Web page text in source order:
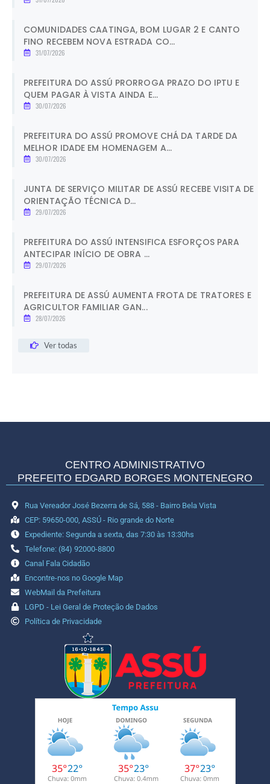
COMUNIDADES CAATINGA, BOM LUGAR 2 E CANTO
FINO RECEBEM NOVA ESTRADA CO...
31/07/2026
PREFEITURA DO ASSÚ PRORROGA PRAZO DO IPTU E
QUEM PAGAR À VISTA AINDA E...
30/07/2026
PREFEITURA DO ASSÚ PROMOVE CHÁ DA TARDE DA
MELHOR IDADE EM HOMENAGEM A...
30/07/2026
JUNTA DE SERVIÇO MILITAR DE ASSÚ RECEBE VISITA DE
ORIENTAÇÃO TÉCNICA D...
29/07/2026
PREFEITURA DO ASSÚ INTENSIFICA ESFORÇOS PARA
ANTECIPAR INÍCIO DE OBRA ...
29/07/2026
PREFEITURA DE ASSÚ AUMENTA FROTA DE TRATORES E
AGRICULTOR FAMILIAR GAN...
28/07/2026
Ver todas
CENTRO ADMINISTRATIVO
PREFEITO EDGARD BORGES MONTENEGRO
Rua Vereador José Bezerra de Sá, 588 - Bairro Bela Vista
CEP: 59650-000, ASSÚ - Rio grande do Norte
Expediente: Segunda a sexta, das 7:30 às 13:30hs
Telefone: (84) 92000-8800
Canal Fala Cidadão
Encontre-nos no Google Map
WebMail da Prefeitura
LGPD - Lei Geral de Proteção de Dados
Política de Privacidade